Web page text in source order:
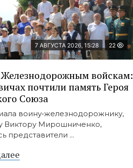
7 АВГУСТА 2026, 15:28 22
Железнодорожным войскам:
почтили память Героя
Союза
воину‑железнодорожнику,
Виктору Мирошниченко,
представители ...